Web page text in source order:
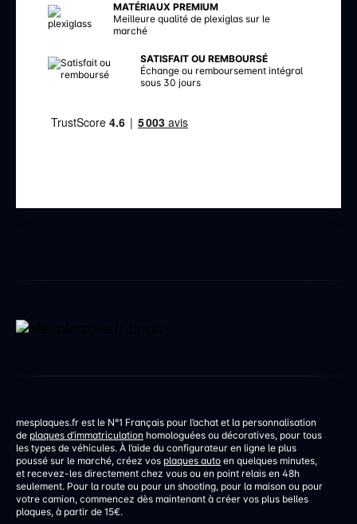
MATÉRIAUX PREMIUM
Meilleure qualité de plexiglas sur le
marché
SATISFAIT OU REMBOURSÉ
Échange ou remboursement intégral
sous 30 jours
mesplaques.fr est le N°1 Français pour l’achat et la personnalisation
de plaques d’immatriculation homologuées ou décoratives, pour tous
les types de véhicules. À l’aide du configurateur en ligne le plus
poussé sur le marché, créez vos plaques auto en quelques minutes,
et recevez-les directement chez vous ou en point relais en 48h
seulement. Pour la route ou pour un shooting, pour la maison ou pour
votre camion, commencez dès maintenant à créer vos plus belles
plaques, à partir de 15€.